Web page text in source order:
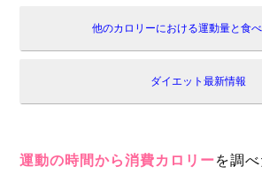
他のカロリーにおける運動量と食
ダイエット最新情報
運動の時間から消費カロリーを調